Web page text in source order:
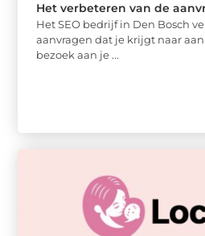
Het verbeteren van de
Het SEO bedrijf in Den Bosch
aanvragen dat je krijgt naar
bezoek aan je ...